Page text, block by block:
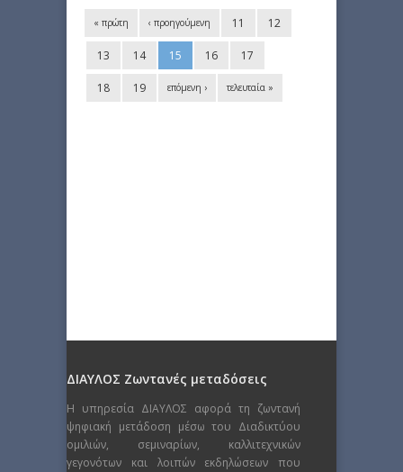
« πρώτη ‹ προηγούμενη 11 12
13 14 15 16 17
18 19 επόμενη › τελευταία »
ΔΙΑΥΛΟΣ Ζωντανές μεταδόσεις
Η υπηρεσία ΔΙΑΥΛΟΣ αφορά τη ζωντανή
ψηφιακή μετάδοση μέσω του Διαδικτύου
ομιλιών, σεμιναρίων, καλλιτεχνικών
γεγονότων και λοιπών εκδηλώσεων που